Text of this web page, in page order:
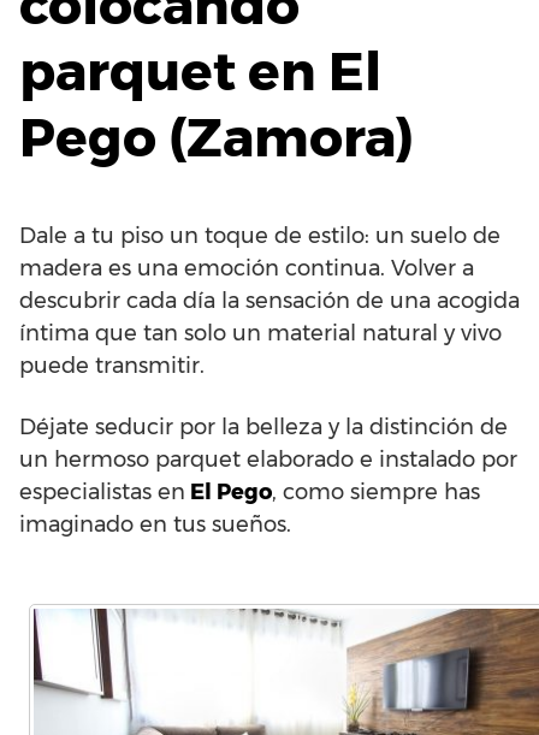
parquet en El
Pego (Zamora)
Dale a tu piso un toque de estilo: un suelo de
madera es una emoción continua. Volver a
descubrir cada día la sensación de una acogida
íntima que tan solo un material natural y vivo
puede transmitir.
Déjate seducir por la belleza y la distinción de
un hermoso parquet elaborado e instalado por
especialistas en El Pego, como siempre has
imaginado en tus sueños.